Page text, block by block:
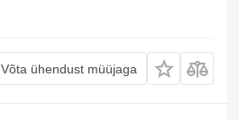
Võta ühendust müüjaga